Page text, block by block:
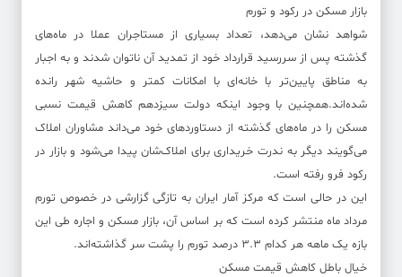
بازار مسکن در رکود و تورم
شواهد نشان می‌دهد، تعداد بسیاری از مستاجران عملا در ماه‌های
گذشته پس از سررسید قرارداد خود از تمدید آن ناتوان شدند و به اجبار
به مناطق پایین‌تر با خانه‌ای با امکانات کمتر و حاشیه شهر رانده
شده‌اند.همچنین با وجود اینکه دولت سیزدهم کاهش قیمت نسبی
مسکن را در ماه‌های گذشته از دستاورد‌های خود می‌داند مشاوران املاک
می‌گویند دیگر به ندرت خریداری برای املاک‌شان پیدا می‌شود و بازار در
رکود فرو رفته است.
این در حالی است که مرکز آمار ایران به تازگی گزارشی در خصوص تورم
مرداد ماه منتشر کرده است که بر اساس آن، بازار مسکن و اجاره طی این
بازه یک ماهه هر کدام ۳.۳ درصد تورم را پشت سر گذاشته‌اند.
خیال باطل کاهش قیمت مسکن